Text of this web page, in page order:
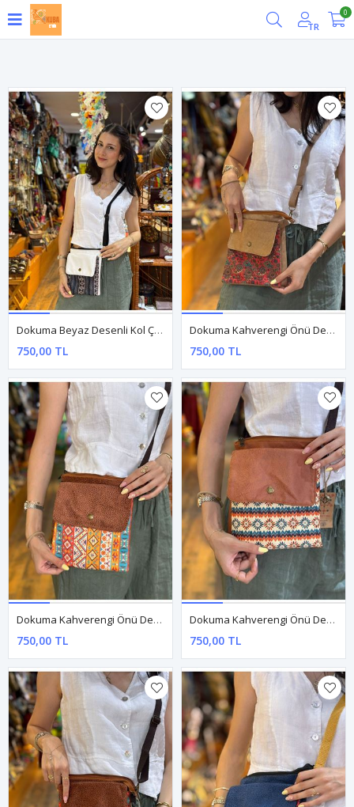
TR
0
Dokuma Beyaz Desenli Kol Çantası
750,00 TL
Dokuma Kahverengi Önü Desenli Kol Çantası
750,00 TL
Dokuma Kahverengi Önü Desenli Kol Çantası
750,00 TL
Dokuma Kahverengi Önü Desenli Kol Çantası
750,00 TL